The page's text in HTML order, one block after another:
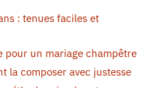
: tenues faciles et
pour un mariage champêtre
la composer avec justesse